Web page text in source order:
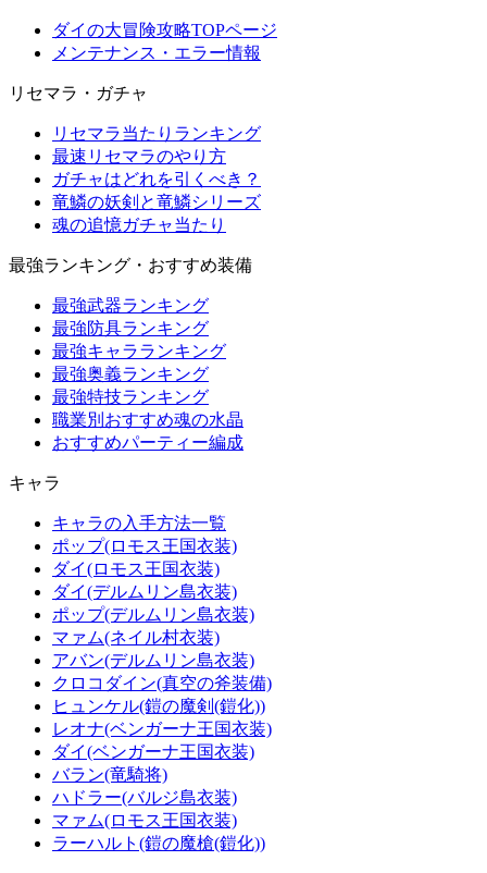
ダイの大冒険攻略TOPページ
メンテナンス・エラー情報
リセマラ・ガチャ
リセマラ当たりランキング
最速リセマラのやり方
ガチャはどれを引くべき？
竜鱗の妖剣と竜鱗シリーズ
魂の追憶ガチャ当たり
最強ランキング・おすすめ装備
最強武器ランキング
最強防具ランキング
最強キャラランキング
最強奥義ランキング
最強特技ランキング
職業別おすすめ魂の水晶
おすすめパーティー編成
キャラ
キャラの入手方法一覧
ポップ(ロモス王国衣装)
ダイ(ロモス王国衣装)
ダイ(デルムリン島衣装)
ポップ(デルムリン島衣装)
マァム(ネイル村衣装)
アバン(デルムリン島衣装)
クロコダイン(真空の斧装備)
ヒュンケル(鎧の魔剣(鎧化))
レオナ(ベンガーナ王国衣装)
ダイ(ベンガーナ王国衣装)
バラン(竜騎将)
ハドラー(バルジ島衣装)
マァム(ロモス王国衣装)
ラーハルト(鎧の魔槍(鎧化))